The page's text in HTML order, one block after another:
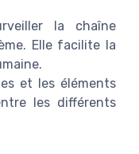
la chaîne
Elle facilite la
et les éléments
les différents